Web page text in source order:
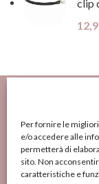
Per fornire le
e/o accedere alle
permetterà di
sito. Non
caratteristiche e
clip